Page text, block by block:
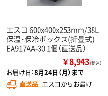
エスコ 600x400x253mm/38L
保温・保冷ボックス(折畳式)
EA917AA-30 1個（直送品）
￥8,943（税込）
お届け日：8月24日（月）まで
直送品 エスコからお届け